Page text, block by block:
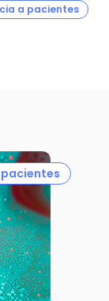
a pacientes